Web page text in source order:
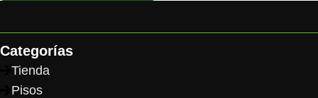
Categorías
Tienda
Pisos